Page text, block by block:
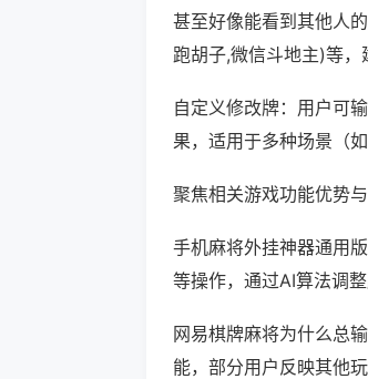
甚至好像能看到其他人
跑胡子,微信斗地主)等，
自定义修改牌：用户可
果，适用于多种场景（
聚焦相关游戏功能优势与
手机麻将外挂神器通用
等操作，通过AI算法调
网易棋牌麻将为什么总
能，部分用户反映其他